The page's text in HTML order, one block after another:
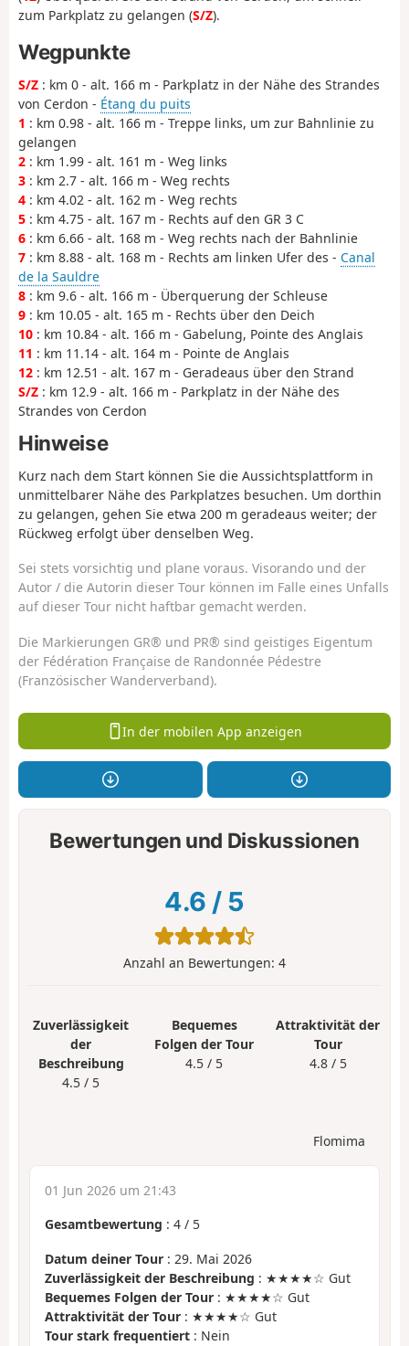
zum Parkplatz zu gelangen (S/Z).
Wegpunkte
S/Z : km 0 - alt. 166 m - Parkplatz in der Nähe des Strandes
von Cerdon - Étang du puits
1 : km 0.98 - alt. 166 m - Treppe links, um zur Bahnlinie zu
gelangen
2 : km 1.99 - alt. 161 m - Weg links
3 : km 2.7 - alt. 166 m - Weg rechts
4 : km 4.02 - alt. 162 m - Weg rechts
5 : km 4.75 - alt. 167 m - Rechts auf den GR 3 C
6 : km 6.66 - alt. 168 m - Weg rechts nach der Bahnlinie
7 : km 8.88 - alt. 168 m - Rechts am linken Ufer des - Canal
de la Sauldre
8 : km 9.6 - alt. 166 m - Überquerung der Schleuse
9 : km 10.05 - alt. 165 m - Rechts über den Deich
10 : km 10.84 - alt. 166 m - Gabelung, Pointe des Anglais
11 : km 11.14 - alt. 164 m - Pointe de Anglais
12 : km 12.51 - alt. 167 m - Geradeaus über den Strand
S/Z : km 12.9 - alt. 166 m - Parkplatz in der Nähe des
Strandes von Cerdon
Hinweise
Kurz nach dem Start können Sie die Aussichtsplattform in
unmittelbarer Nähe des Parkplatzes besuchen. Um dorthin
zu gelangen, gehen Sie etwa 200 m geradeaus weiter; der
Rückweg erfolgt über denselben Weg.
Sei stets vorsichtig und plane voraus. Visorando und der
Autor / die Autorin dieser Tour können im Falle eines Unfalls
auf dieser Tour nicht haftbar gemacht werden.
Die Markierungen GR® und PR® sind geistiges Eigentum
der Fédération Française de Randonnée Pédestre
(Französischer Wanderverband).
In der mobilen App anzeigen
Bewertungen und Diskussionen
4.6 / 5
Anzahl an Bewertungen: 4
Zuverlässigkeit
der
Beschreibung
4.5 / 5
Bequemes
Folgen der Tour
4.5 / 5
Attraktivität der
Tour
4.8 / 5
Flomima
01 Jun 2026 um 21:43
Gesamtbewertung : 4 / 5
Datum deiner Tour : 29. Mai 2026
Zuverlässigkeit der Beschreibung : ★★★★☆ Gut
Bequemes Folgen der Tour : ★★★★☆ Gut
Attraktivität der Tour : ★★★★☆ Gut
Tour stark frequentiert : Nein